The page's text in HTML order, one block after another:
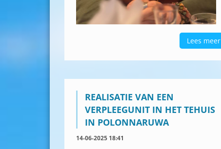
Lees meer
REALISATIE VAN EEN
VERPLEEGUNIT IN HET TEHUIS
IN POLONNARUWA
14-06-2025 18:41